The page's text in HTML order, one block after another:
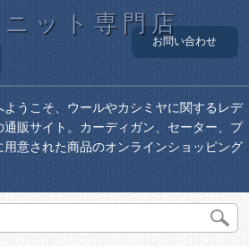
ット専門店
お問い合わせ
うこそ、ウールやカシミヤに関するレデ
通販サイト。カーディガン、セーター、プ
意された商品のオンラインショッピング